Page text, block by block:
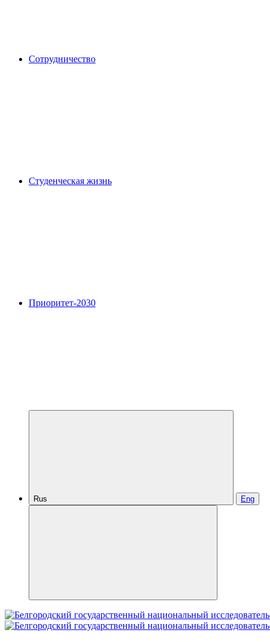
Сотрудничество
Студенческая жизнь
Приоритет-2030
Rus Eng